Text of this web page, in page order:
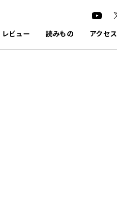
レビュー 読みもの アクセス